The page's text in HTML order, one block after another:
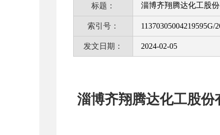
标题： 淄博齐翔腾达化工股
索引号： 11370305004219595G/
发文日期： 2024-02-05
淄博齐翔腾达化工股